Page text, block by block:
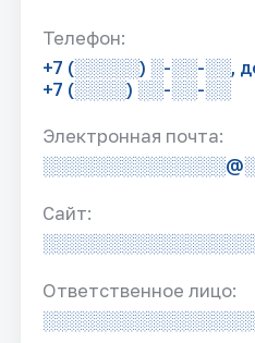
Телефон:
+7 (░░░░░) ░-░░-░░,
+7 (░░░░) ░░-░░-░░
Электронная почта:
Сайт:
Ответственное лицо: